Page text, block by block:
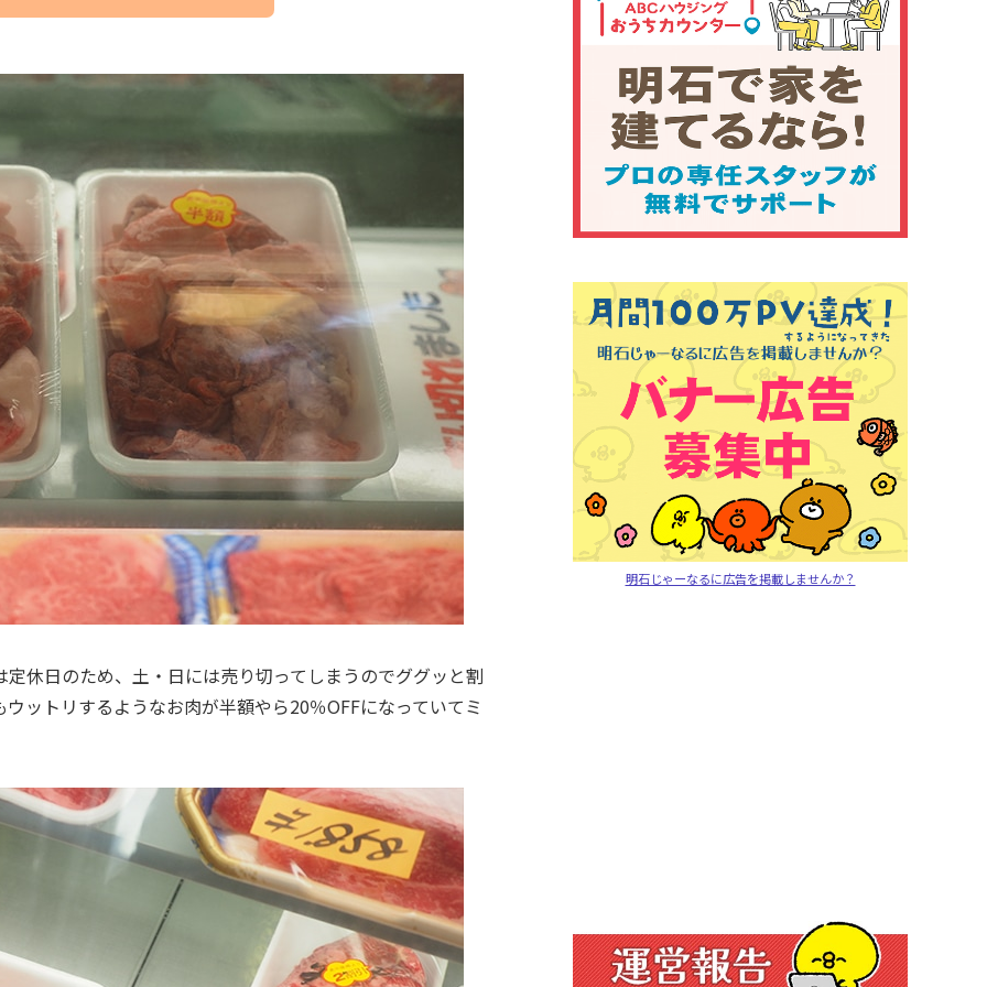
休日のため、土・日には売り切ってしまうのでググッと割
ットリするようなお肉が半額やら20％OFFになっていてミ
明石じゃーなるに広告を掲載しませんか？